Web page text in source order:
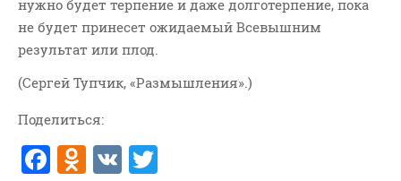
нужно будет терпение и даже долготерпение, пока
не будет принесет ожидаемый Всевышним
результат или плод.
(Сергей Тупчик, «Размышления».)
Поделиться:
F O V